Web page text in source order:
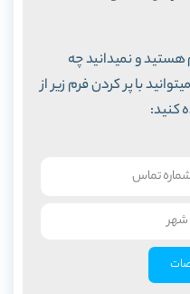
هستید و نمیدانید چه
با پر کردن فرم زیر از
کنید: